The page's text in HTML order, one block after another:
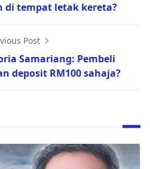
di tempat letak kereta?
Post
Samariang: Pembeli
deposit RM100 sahaja?